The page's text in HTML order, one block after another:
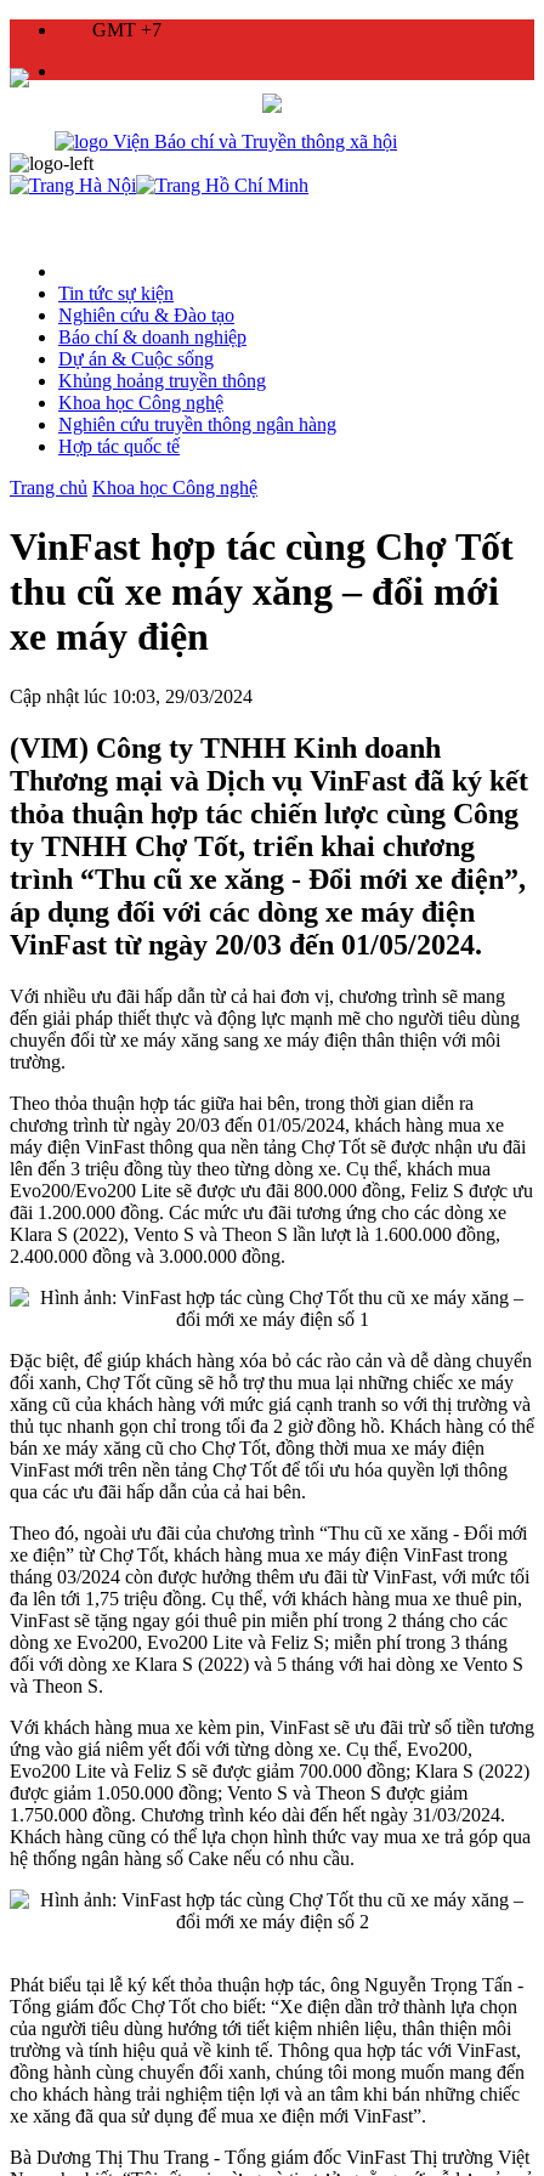
GMT +7
Tin tức sự kiện
Nghiên cứu & Đào tạo
Báo chí & doanh nghiệp
Dự án & Cuộc sống
Khủng hoảng truyền thông
Khoa học Công nghệ
Nghiên cứu truyền thông ngân hàng
Hợp tác quốc tế
Trang chủ Khoa học Công nghệ
VinFast hợp tác cùng Chợ Tốt
thu cũ xe máy xăng – đổi mới
xe máy điện
Cập nhật lúc 10:03, 29/03/2024
(VIM) Công ty TNHH Kinh doanh
Thương mại và Dịch vụ VinFast đã ký kết
thỏa thuận hợp tác chiến lược cùng Công
ty TNHH Chợ Tốt, triển khai chương
trình “Thu cũ xe xăng - Đổi mới xe điện”,
áp dụng đối với các dòng xe máy điện
VinFast từ ngày 20/03 đến 01/05/2024.
Với nhiều ưu đãi hấp dẫn từ cả hai đơn vị, chương trình sẽ mang
đến giải pháp thiết thực và động lực mạnh mẽ cho người tiêu dùng
chuyển đổi từ xe máy xăng sang xe máy điện thân thiện với môi
trường.
Theo thỏa thuận hợp tác giữa hai bên, trong thời gian diễn ra
chương trình từ ngày 20/03 đến 01/05/2024, khách hàng mua xe
máy điện VinFast thông qua nền tảng Chợ Tốt sẽ được nhận ưu đãi
lên đến 3 triệu đồng tùy theo từng dòng xe. Cụ thể, khách mua
Evo200/Evo200 Lite sẽ được ưu đãi 800.000 đồng, Feliz S được ưu
đãi 1.200.000 đồng. Các mức ưu đãi tương ứng cho các dòng xe
Klara S (2022), Vento S và Theon S lần lượt là 1.600.000 đồng,
2.400.000 đồng và 3.000.000 đồng.
Đặc biệt, để giúp khách hàng xóa bỏ các rào cản và dễ dàng chuyển
đổi xanh, Chợ Tốt cũng sẽ hỗ trợ thu mua lại những chiếc xe máy
xăng cũ của khách hàng với mức giá cạnh tranh so với thị trường và
thủ tục nhanh gọn chỉ trong tối đa 2 giờ đồng hồ. Khách hàng có thể
bán xe máy xăng cũ cho Chợ Tốt, đồng thời mua xe máy điện
VinFast mới trên nền tảng Chợ Tốt để tối ưu hóa quyền lợi thông
qua các ưu đãi hấp dẫn của cả hai bên.
Theo đó, ngoài ưu đãi của chương trình “Thu cũ xe xăng - Đổi mới
xe điện” từ Chợ Tốt, khách hàng mua xe máy điện VinFast trong
tháng 03/2024 còn được hưởng thêm ưu đãi từ VinFast, với mức tối
đa lên tới 1,75 triệu đồng. Cụ thể, với khách hàng mua xe thuê pin,
VinFast sẽ tặng ngay gói thuê pin miễn phí trong 2 tháng cho các
dòng xe Evo200, Evo200 Lite và Feliz S; miễn phí trong 3 tháng
đối với dòng xe Klara S (2022) và 5 tháng với hai dòng xe Vento S
và Theon S.
Với khách hàng mua xe kèm pin, VinFast sẽ ưu đãi trừ số tiền tương
ứng vào giá niêm yết đối với từng dòng xe. Cụ thể, Evo200,
Evo200 Lite và Feliz S sẽ được giảm 700.000 đồng; Klara S (2022)
được giảm 1.050.000 đồng; Vento S và Theon S được giảm
1.750.000 đồng. Chương trình kéo dài đến hết ngày 31/03/2024.
Khách hàng cũng có thể lựa chọn hình thức vay mua xe trả góp qua
hệ thống ngân hàng số Cake nếu có nhu cầu.
Phát biểu tại lễ ký kết thỏa thuận hợp tác, ông Nguyễn Trọng Tấn -
Tổng giám đốc Chợ Tốt cho biết: “Xe điện dần trở thành lựa chọn
của người tiêu dùng hướng tới tiết kiệm nhiên liệu, thân thiện môi
trường và tính hiệu quả về kinh tế. Thông qua hợp tác với VinFast,
đồng hành cùng chuyển đổi xanh, chúng tôi mong muốn mang đến
cho khách hàng trải nghiệm tiện lợi và an tâm khi bán những chiếc
xe xăng đã qua sử dụng để mua xe điện mới VinFast”.
Bà Dương Thị Thu Trang - Tổng giám đốc VinFast Thị trường Việt